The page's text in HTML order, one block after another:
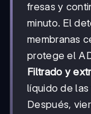
fresas y
minuto. El
membranas
protege el
Filtrado y
líquido de
Después,